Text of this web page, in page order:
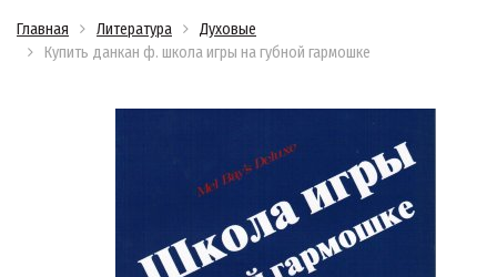
Главная Литература
Духовые
Купить данкан ф. школа игры на губной гармошке